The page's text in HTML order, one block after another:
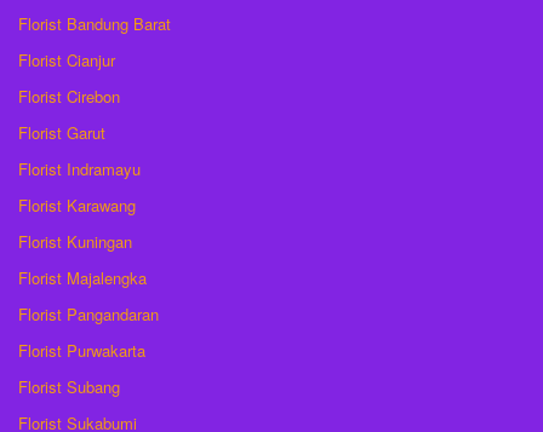
Florist Bandung Barat
Florist Cianjur
Florist Cirebon
Florist Garut
Florist Indramayu
Florist Karawang
Florist Kuningan
Florist Majalengka
Florist Pangandaran
Florist Purwakarta
Florist Subang
Florist Sukabumi